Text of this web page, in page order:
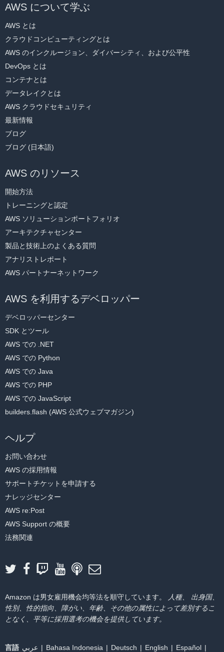
AWS について学ぶ
AWS とは
クラウドコンピューティングとは
AWS のインクルージョン、ダイバーシティ、および公平性
DevOps とは
コンテナとは
データレイクとは
AWS クラウドセキュリティ
最新情報
ブログ
ブログ (日本語)
AWS のリソース
開始方法
トレーニングと認定
AWS ソリューションポートフォリオ
アーキテクチャセンター
製品と技術上のよくある質問
アナリストレポート
AWS パートナーネットワーク
AWS を利用するデベロッパー
デベロッパーセンター
SDK とツール
AWS での .NET
AWS での Python
AWS での Java
AWS での PHP
AWS での JavaScript
builders.flash (AWS 公式ウェブマガジン)
ヘルプ
お問い合わせ
AWS の採用情報
サポートチケットを申請する
ナレッジセンター
AWS re:Post
AWS Support の概要
法務関連
Amazon は男女雇用機会均等法を順守しています。
人種、 出身国、
性別、性的指向、障がい、年齢、その他の属性によって差別するこ
となく、平等に採用選考の機会を提供しています。
言語 عربي Bahasa Indonesia Deutsch English Español